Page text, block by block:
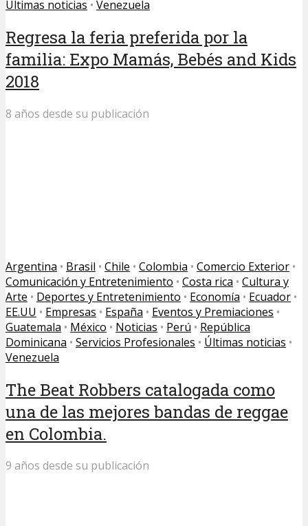
Últimas noticias • Venezuela
Regresa la feria preferida por la
familia: Expo Mamás, Bebés and Kids
2018
8 años desde su publicación
Argentina • Brasil • Chile • Colombia • Comercio Exterior •
Comunicación y Entretenimiento • Costa rica • Cultura y
Arte • Deportes y Entretenimiento • Economía • Ecuador •
EE.UU • Empresas • España • Eventos y Premiaciones •
Guatemala • México • Noticias • Perú • República
Dominicana • Servicios Profesionales • Últimas noticias •
Venezuela
The Beat Robbers catalogada como
una de las mejores bandas de reggae
en Colombia.
9 años desde su publicación